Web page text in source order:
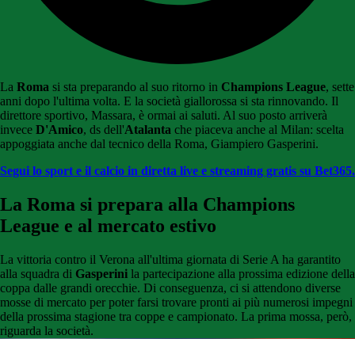
La Roma si sta preparando al suo ritorno in Champions League, sette
anni dopo l'ultima volta. E la società giallorossa si sta rinnovando. Il
direttore sportivo, Massara, è ormai ai saluti. Al suo posto arriverà
invece D'Amico, ds dell'Atalanta che piaceva anche al Milan: scelta
appoggiata anche dal tecnico della Roma, Giampiero Gasperini.
Segui lo sport e il calcio in diretta live e streaming gratis su Bet365.
La Roma si prepara alla Champions
League e al mercato estivo
La vittoria contro il Verona all'ultima giornata di Serie A ha garantito
alla squadra di Gasperini la partecipazione alla prossima edizione della
coppa dalle grandi orecchie. Di conseguenza, ci si attendono diverse
mosse di mercato per poter farsi trovare pronti ai più numerosi impegni
della prossima stagione tra coppe e campionato. La prima mossa, però,
riguarda la società.